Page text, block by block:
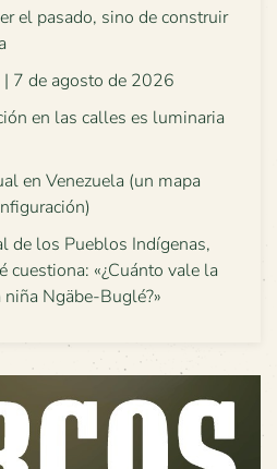
el pasado, sino de construir
| 7 de agosto de 2026
en las calles es luminaria
en Venezuela (un mapa
de los Pueblos Indígenas,
cuestiona: «¿Cuánto vale la
Ngäbe-Buglé?»